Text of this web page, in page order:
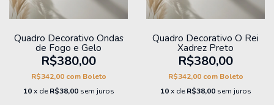
Quadro Decorativo Ondas
de Fogo e Gelo
R$380,00
R$342,00 com Boleto
10 x de R$38,00 sem juros
Quadro Decorativo O Rei
Xadrez Preto
R$380,00
R$342,00 com Boleto
10 x de R$38,00 sem juros